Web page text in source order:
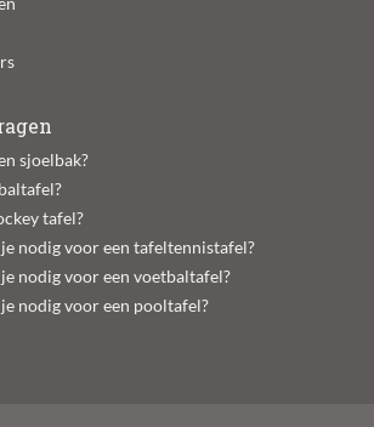
sjoelbak?
tafel?
nodig voor een tafeltennistafel?
nodig voor een voetbaltafel?
nodig voor een pooltafel?